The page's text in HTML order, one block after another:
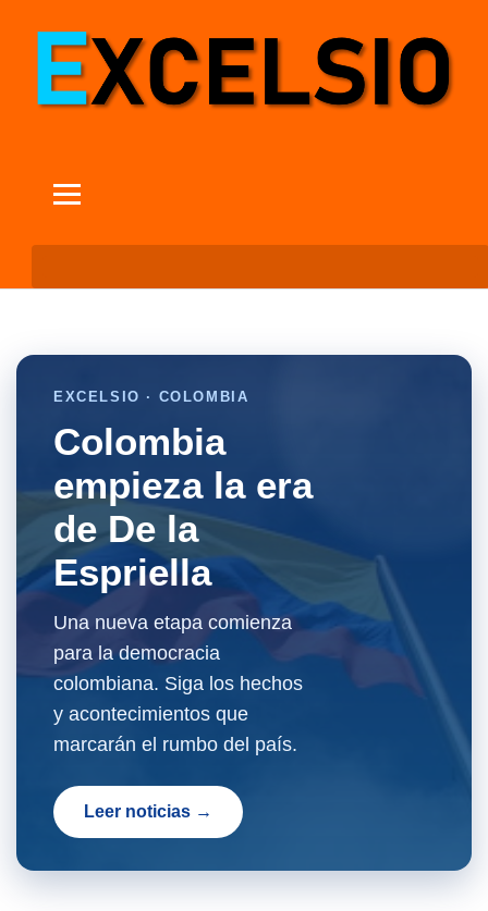
EXCELSIO · COLOMBIA
Colombia
empieza la era
de De la
Espriella
Una nueva etapa comienza
para la democracia
colombiana. Siga los hechos
y acontecimientos que
marcarán el rumbo del país.
Leer noticias →